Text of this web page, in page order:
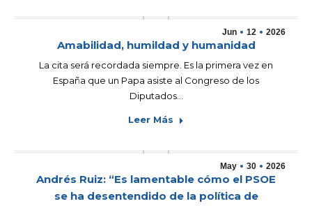
Jun 12 2026
Amabilidad, humildad y humanidad
La cita será recordada siempre. Es la primera vez en
España que un Papa asiste al Congreso de los
Diputados…
Leer Más
May 30 2026
Andrés Ruiz: “Es lamentable cómo el PSOE
se ha desentendido de la política de